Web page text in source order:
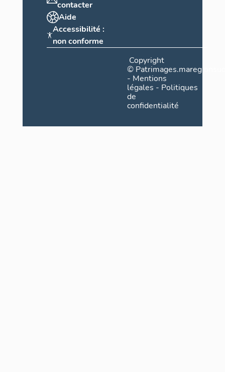
contacter
Aide
Accessibilité :
non conforme
Copyright
©
- Mentions
légales - Politiques
de
confidentialité